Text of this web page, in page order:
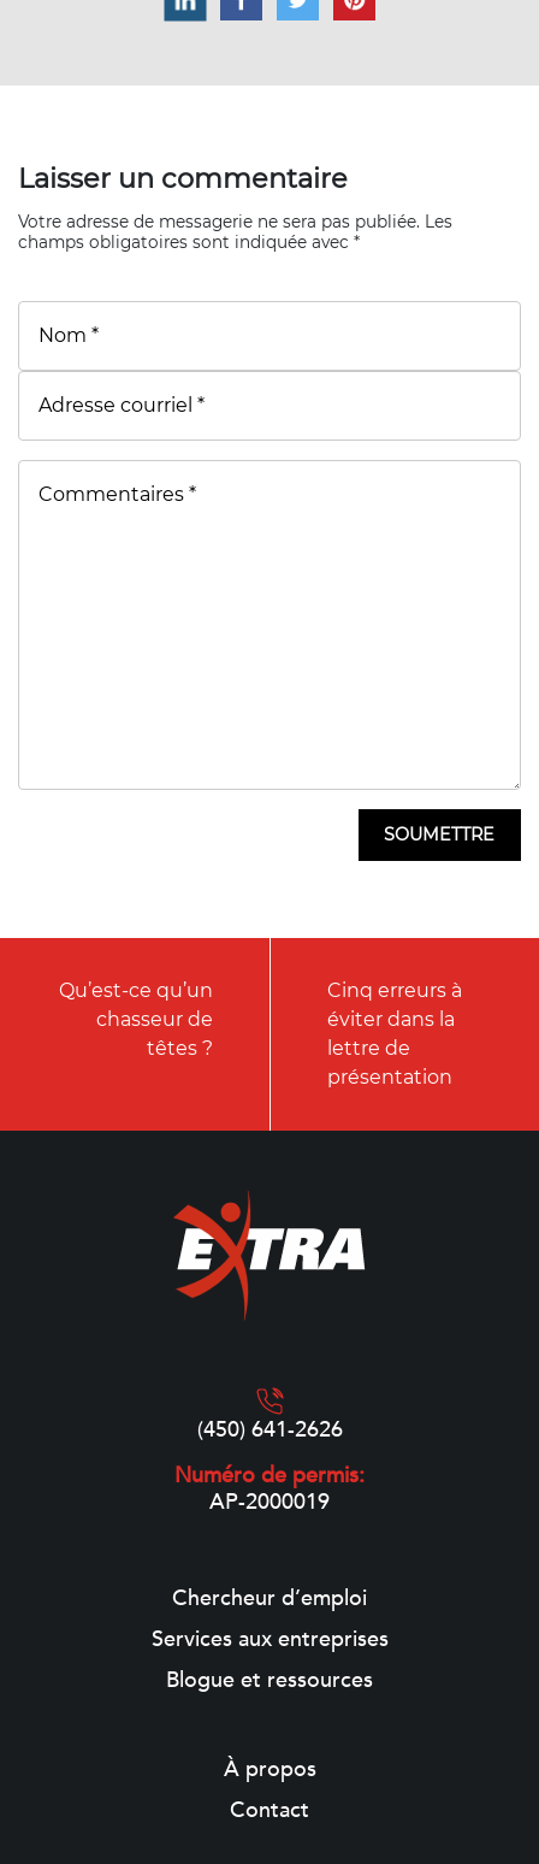
Laisser un commentaire
Votre adresse de messagerie ne sera pas publiée. Les
champs obligatoires sont indiquée avec *
Qu’est-ce qu’un
chasseur de
têtes ?
Cinq erreurs à
éviter dans la
lettre de
présentation
(450) 641-2626
Numéro de permis:
AP-2000019
Chercheur d’emploi
Services aux entreprises
Blogue et ressources
À propos
Contact